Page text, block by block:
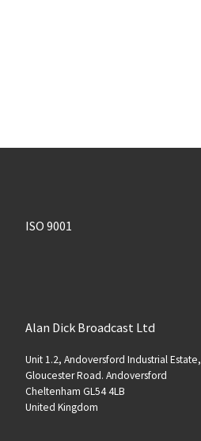
ISO 9001
Alan Dick Broadcast Ltd
Unit 1.2, Andoversford Industrial Estate,
Gloucester Road. Andoversford
Cheltenham GL54 4LB
United Kingdom